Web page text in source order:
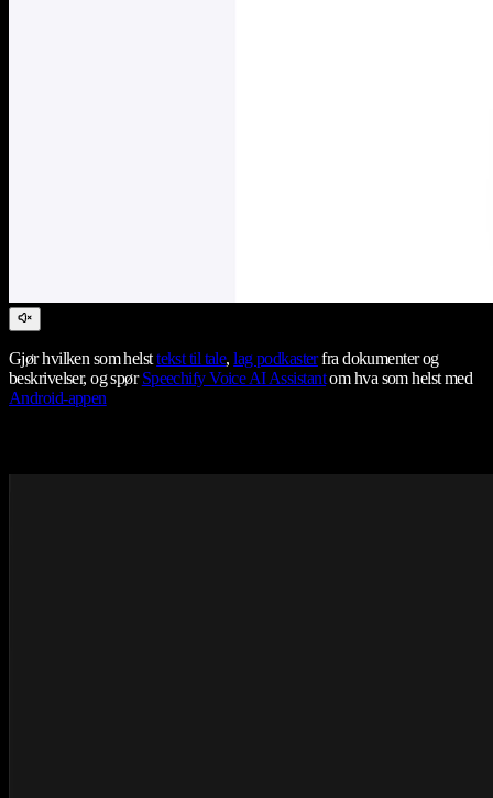
Gjør hvilken som helsttekst til tale,lag podkasterfra dokumenter og
beskrivelser, og spørSpeechify Voice AI Assistantom hva som helst med
Android-appen